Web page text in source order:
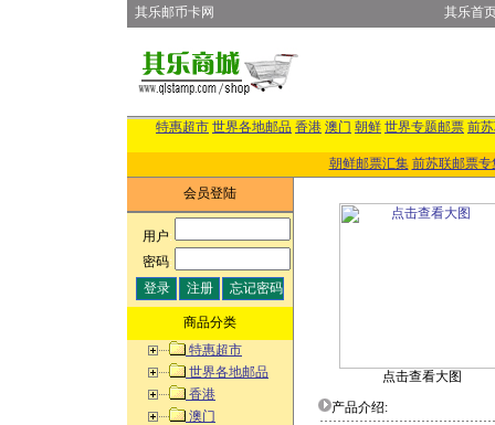
其乐邮币卡网 其乐首
特惠超市 世界各地邮品 香港 澳门 朝鲜 世界专题邮票 前
朝鲜邮票汇集 前苏联邮票专
会员登陆
用户:
密码:
商品分类
特惠超市
世界各地邮品
香港
澳门
点击查看大图
产品介绍: